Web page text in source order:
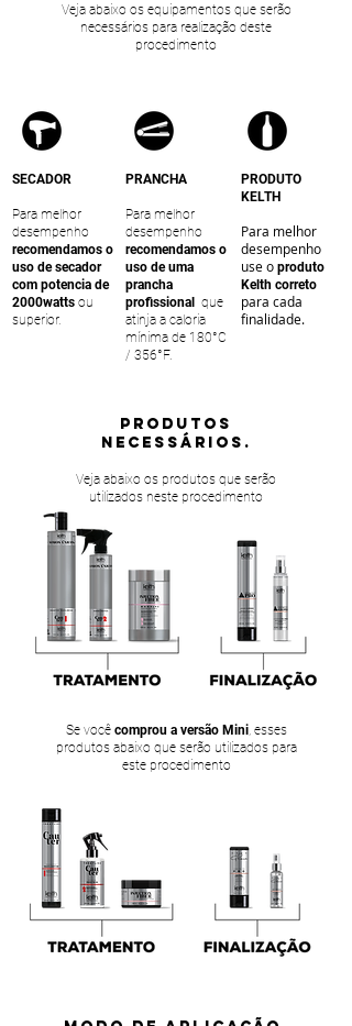
Veja abaixo os equipamentos que serão
necessários para realização deste
procedimento
SECADOR
Para melhor
desempenho
recomendamos o
uso de secador
com potencia de
2000watts ou
superior.
PRANCHA
Para melhor
desempenho
recomendamos o
uso de uma
prancha
profissional que
atinja a caloria
mínima de 180°C
/ 356°F.
PRODUTO
KELTH
Para melhor
desempenho
use o produto
Kelth correto
para cada
finalidade.
PRODUTOS
NECESSÁRIOS.
Veja abaixo os produtos que serão
utilizados neste procedimento
Se você comprou a versão Mini, esses
produtos abaixo que serão utilizados para
este procedimento